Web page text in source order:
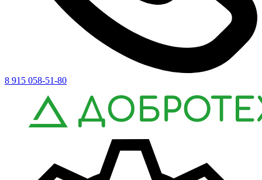
8 915 058-51-80